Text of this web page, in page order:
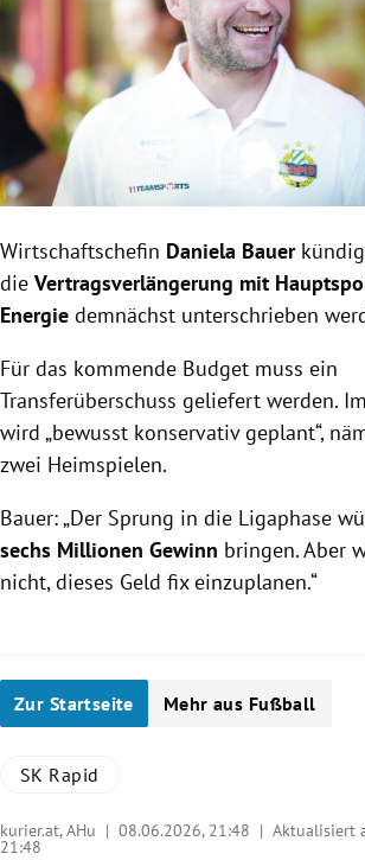
Wirtschaftschefin Daniela Bauer
die Vertragsverlängerung mit
Energie demnächst unterschrieben
Für das kommende Budget muss ein
Transferüberschuss geliefert werden.
wird „bewusst konservativ geplant“,
zwei Heimspielen.
Bauer: „Der Sprung in die Ligaphase
sechs Millionen Gewinn bringen. Aber
nicht, dieses Geld fix einzuplanen.“
Zur Startseite Mehr aus Fußball
SK Rapid
kurier.at, AHu | 08.06.2026, 21:48 | Aktualisiert
21:48